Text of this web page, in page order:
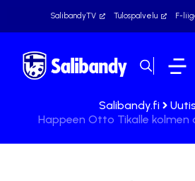
SalibandyTV Tulospalvelu F-
Salibandy.fi
Happeen Otto Tikalle kolmen